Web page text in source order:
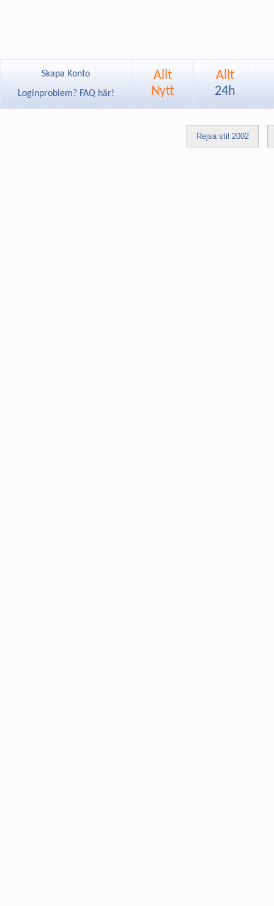
Skapa Konto
Loginproblem? FAQ här!
Allt
Nytt
Allt
24h
Rejsa stil 2002